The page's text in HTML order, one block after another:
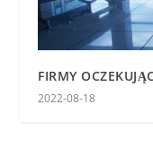
FIRMY
2022-08-18